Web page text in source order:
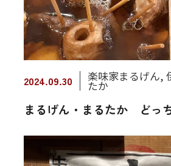
2024.09.30 楽味家まるげん,
たか
まるげん・まるたか どっ